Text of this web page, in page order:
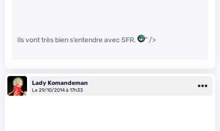
Ils vont très bien s’entendre avec SFR. " />
Lady Komandeman
Le 29/10/2014 à 17h33